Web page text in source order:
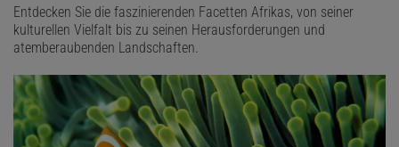
Entdecken Sie die faszinierenden Facetten Afrikas, von seiner
kulturellen Vielfalt bis zu seinen Herausforderungen und
atemberaubenden Landschaften.